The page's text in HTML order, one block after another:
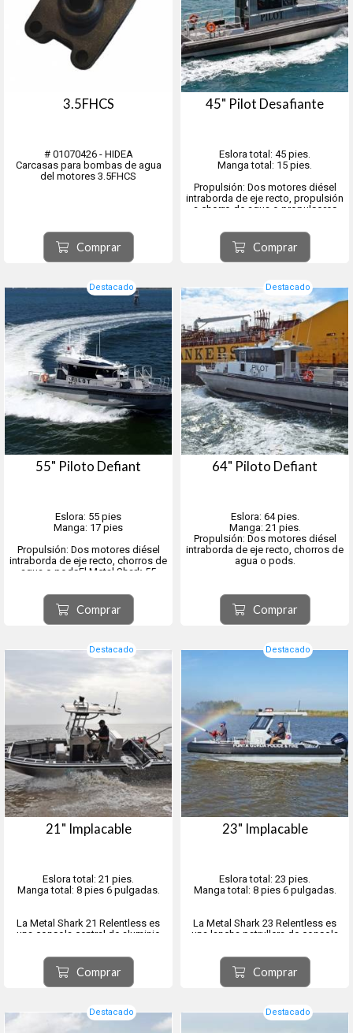
3.5FHCS
# 01070426 - HIDEA
Carcasas para bombas de agua
del motores 3.5FHCS
Comprar
45" Pilot Desafiante
Eslora total: 45 pies.
Manga total: 15 pies.
Propulsión: Dos motores diésel
intraborda de eje recto, propulsión
a chorro de agua o propulsores
El 45" Pilot Desafiante ofrece una
navegabilidad superior, mayor
autonomía y una gran capacidad
distr...
Comprar
Destacado
55" Piloto Defiant
Eslora: 55 pies
Manga: 17 pies
Propulsión: Dos motores diésel
intraborda de eje recto, chorros de
agua o podsEl Metal Shark 55
moderno de última generación
diseñado específicamente para
operaciones de pilotaje.
Representa la evolución más
Comprar
Destacado
64" Piloto Defiant
Eslora: 64 pies.
Manga: 21 pies.
Propulsión: Dos motores diésel
intraborda de eje recto, chorros de
agua o pods.
La Metal Shark 64 Defiant Pilot es
una embarcación monocasco de
aluminio soldado que combina la
reconocida forma de casco de la
una distribución e...
Comprar
Destacado
21" Implacable
Eslora total: 21 pies.
Manga total: 8 pies 6 pulgadas.
La Metal Shark 21 Relentless es
una consola central de aluminio
versátil y práctica, ideal para
misiones policiales, de seguridad
y de respuesta.
entre las fuerzas del orden ...
Comprar
Destacado
23" Implacable
Eslora total: 23 pies.
Manga total: 8 pies 6 pulgadas.
La Metal Shark 23 Relentless es
una lancha patrullera de consola
construida en aluminio soldado,
con una disposición moderna y
funcional para la tripulación,
diseñada pensando en las
Comprar
Destacado Destacado